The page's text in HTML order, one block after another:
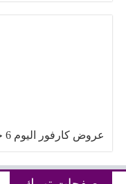
عروض كارفور اليوم 6 حتى 9 اغسطس 2026 الفريش فود